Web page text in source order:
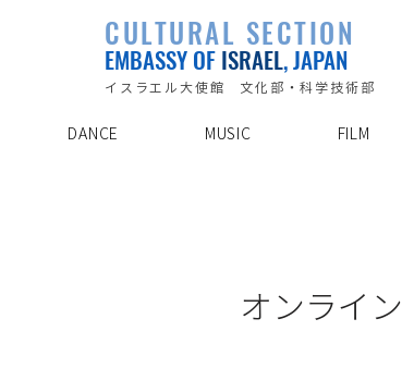
SPECIAL PROJECT
ABOUT US
CONTACT
CULTURAL SECTION
EMBASSY OFISRAEL, JAPAN
イスラエル大使館 文化部・科学技術部
DANCE MUSIC FILM
オンライ